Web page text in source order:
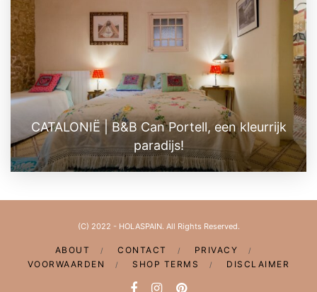
CATALONIË | B&B Can Portell, een kleurrijk
paradijs!
(C) 2022 - HOLASPAIN. All Rights Reserved.
ABOUT CONTACT
PRIVACY
VOORWAARDEN
SHOP TERMS DISCLAIMER